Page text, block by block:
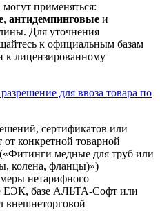
применяться:
, антидемпинговые и
Для уточнения
к официальным базам
лицензированному
для ввоза товара по
сертификатов или
от конкретной товарной
(«Фитинги медные для труб или
колена, фланцы)»)
нетарифного
ЕЭК, базе АЛЬТА-Софт или
внешнеторговой